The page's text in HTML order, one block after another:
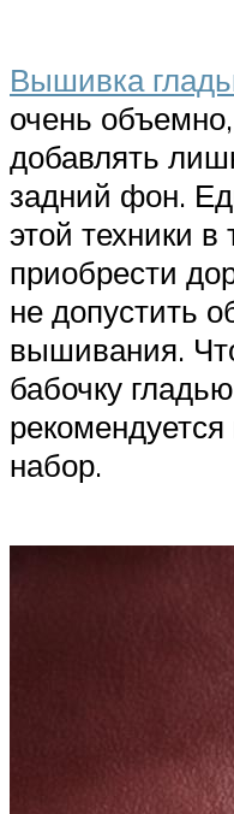
Вышивка
очень
добавлять
задний фон.
этой техники
приобрести
не допустить
вышивания.
бабочку
рекомендуется
набор.